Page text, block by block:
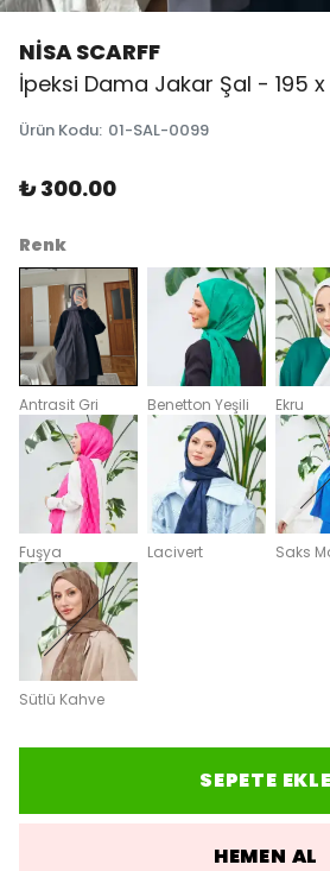
NİSA SCARFF
İpeksi Dama Jakar Şal - 195
Ürün Kodu: 01-SAL-0099
₺ 300.00
Renk
Antrasit Gri Benetton Yeşili Ekru
Fuşya Lacivert Saks
Sütlü Kahve
SEPETE EKLE
HEMEN AL